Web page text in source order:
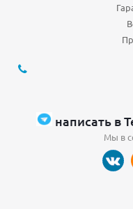
написать в
Мы в